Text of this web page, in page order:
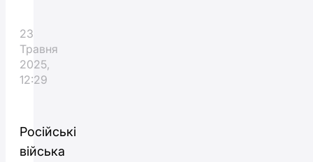
23
Травня
2025,
12:29
Російські
війська